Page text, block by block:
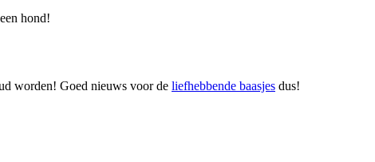
hond!
worden! Goed nieuws voor de liefhebbende baasjes dus!